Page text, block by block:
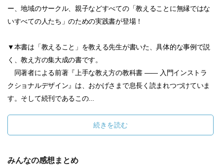
ー、地域のサークル、親子などすべての「教えることに無縁ではな
いすべての人たち」のための実践書が登場！
▼本書は「教えること」を教える先生が書いた、具体的な事例で説
く、教え方の集大成の書です。
同著者による前著『上手な教え方の教科書 ―― 入門インストラ
クショナルデザイン』は、おかげさまで息長く読まれつづけていま
す。そして続刊であるこの...
続きを読む
みんなの感想まとめ